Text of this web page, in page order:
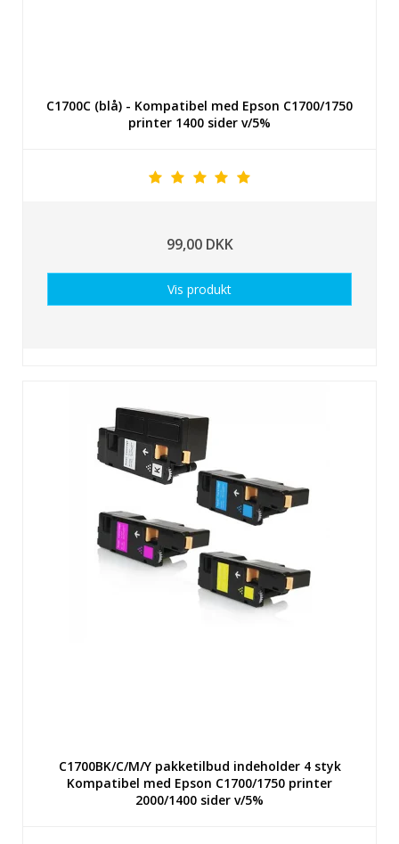
C1700C (blå) - Kompatibel med Epson C1700/1750
printer 1400 sider v/5%
99,00 DKK
Vis produkt
C1700BK/C/M/Y pakketilbud indeholder 4 styk
Kompatibel med Epson C1700/1750 printer
2000/1400 sider v/5%